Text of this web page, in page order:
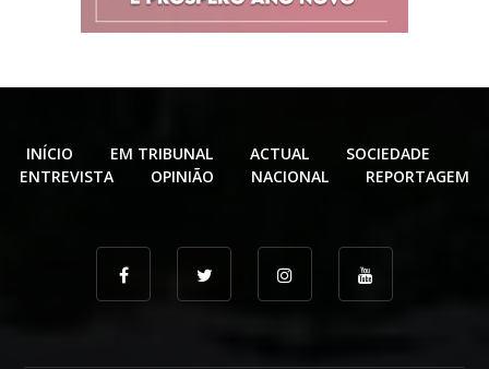
INÍCIO EM TRIBUNAL ACTUAL
SOCIEDADE
ENTREVISTA
OPINIÃO NACIONAL REPORTAGEM